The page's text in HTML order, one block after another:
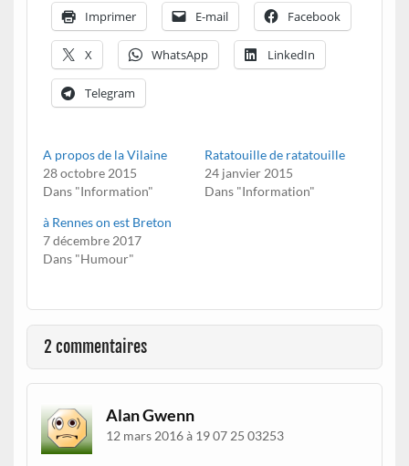
Imprimer E-mail Facebook
X WhatsApp LinkedIn
Telegram
A propos de la Vilaine
28 octobre 2015
Dans "Information"
Ratatouille de ratatouille
24 janvier 2015
Dans "Information"
à Rennes on est Breton
7 décembre 2017
Dans "Humour"
2 commentaires
Alan Gwenn
12 mars 2016 à 19 07 25 03253